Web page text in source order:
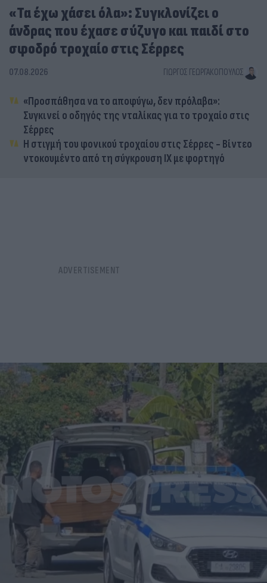
«Τα έχω χάσει όλα»: Συγκλονίζει ο
άνδρας που έχασε σύζυγο και παιδί στο
σφοδρό τροχαίο στις Σέρρες
07.08.2026 ΓΙΏΡΓΟΣ ΓΕΩΡΓΑΚΌΠΟΥΛΟΣ
«Προσπάθησα να το αποφύγω, δεν πρόλαβα»:
Συγκινεί ο οδηγός της νταλίκας για το τροχαίο στις
Σέρρες
Η στιγμή του φονικού τροχαίου στις Σέρρες - Βίντεο
ντοκουμέντο από τη σύγκρουση ΙΧ με φορτηγό